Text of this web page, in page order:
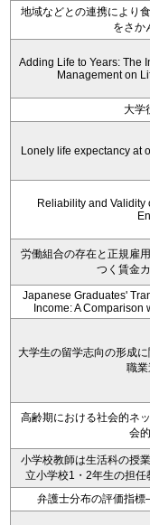
地域などとの連携により
をさか
Adding Life to Years: The
Management on
大学
Lonely life expectancy at
Reliability and Validity
労働組合の存在と正規雇
つく賃金
Japanese Graduates'
Income: A
大学生の留学志向の形成
職
高齢期における社会的ネ
会
小学校教師は生活科の授
立小学校1・2年生の担任
弁護士分布の評価指